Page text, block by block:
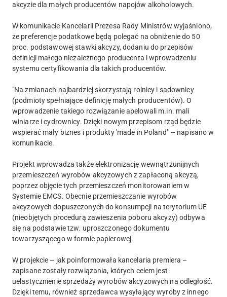
akcyzie dla małych producentów napojów alkoholowych.
W komunikacie Kancelarii Prezesa Rady Ministrów wyjaśniono,
że preferencje podatkowe będą polegać na obniżenie do 50
proc. podstawowej stawki akcyzy, dodaniu do przepisów
definicji małego niezależnego producenta i wprowadzeniu
systemu certyfikowania dla takich producentów.
"Na zmianach najbardziej skorzystają rolnicy i sadownicy
(podmioty spełniające definicję małych producentów). O
wprowadzenie takiego rozwiązanie apelowali m.in. mali
winiarze i cydrownicy. Dzięki nowym przepisom rząd będzie
wspierać mały biznes i produkty 'made in Poland'" – napisano w
komunikacie.
Projekt wprowadza także elektronizację wewnątrzunijnych
przemieszczeń wyrobów akcyzowych z zapłaconą akcyzą,
poprzez objęcie tych przemieszczeń monitorowaniem w
Systemie EMCS. Obecnie przemieszczanie wyrobów
akcyzowych dopuszczonych do konsumpcji na terytorium UE
(nieobjętych procedurą zawieszenia poboru akcyzy) odbywa
się na podstawie tzw. uproszczonego dokumentu
towarzyszącego w formie papierowej.
W projekcie – jak poinformowała kancelaria premiera –
zapisane zostały rozwiązania, których celem jest
uelastycznienie sprzedaży wyrobów akcyzowych na odległość.
Dzięki temu, również sprzedawca wysyłający wyroby z innego